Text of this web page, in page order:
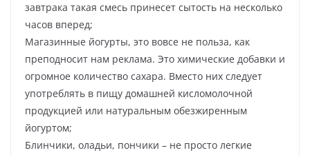
завтрака такая смесь принесет сытость на несколько
часов вперед;
Магазинные йогурты, это вовсе не польза, как
преподносит нам реклама. Это химические добавки и
огромное количество сахара. Вместо них следует
употреблять в пищу домашней кисломолочной
продукцией или натуральным обезжиренным
йогуртом;
Блинчики, оладьи, пончики – не просто легкие